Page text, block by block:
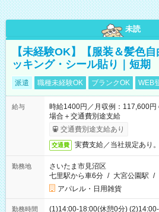
未読
【未経験OK】【服装＆髪色
ッキング・シール貼り｜短期
派遣 職種未経験OK ブランクOK WEB
給与
時給1400円／月収例：117,600
場合＋交通費別途支給
交通費別途支給あり
交通費 実費支給／当社規定あり。
勤務地
さいたま市見沼区
七里駅から車6分 / 大宮公園駅 /
アパレル・日用雑貨
勤務時間
(1)14:00-18:00(休憩0分)